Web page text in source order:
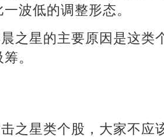
一波低的调整形态。
之星的主要原因是这类
吸筹。
之星类个股，大家不应